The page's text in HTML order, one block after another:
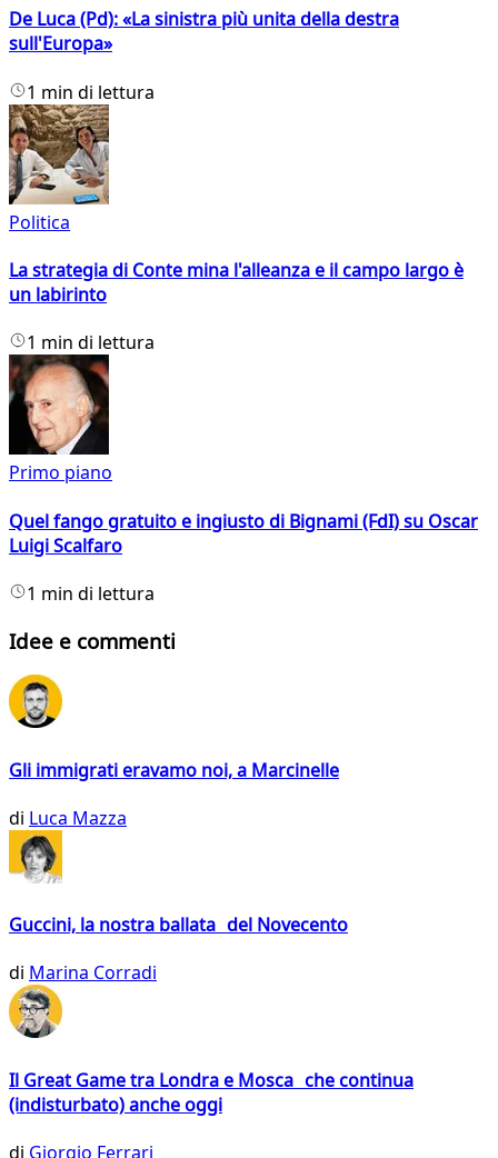
De Luca (Pd): «La sinistra più unita della destra
sull'Europa»
1 min di lettura
Politica
La strategia di Conte mina l'alleanza e il campo largo è
un labirinto
1 min di lettura
Primo piano
Quel fango gratuito e ingiusto di Bignami (FdI) su Oscar
Luigi Scalfaro
1 min di lettura
Idee e commenti
Gli immigrati eravamo noi, a Marcinelle
di Luca Mazza
Guccini, la nostra ballata del Novecento
di Marina Corradi
Il Great Game tra Londra e Mosca che continua
(indisturbato) anche oggi
di Giorgio Ferrari